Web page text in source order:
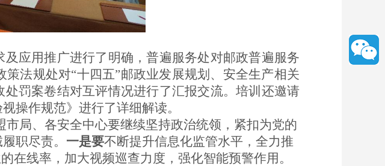
及应用推广进行了明确，普遍服务处对邮政普遍服务
法规处对“十四五”邮政业发展规划、安全生产相关
罚案卷结对互评情况进行了汇报交流。培训还邀请
操作规范》进行了详细解读。
市局、各安全中心要继续坚持政治统领，紧扣为党的
职尽责。 一是要不断提升信息化监管水平，全力推
在线率， 加大视频巡查力度，强化智能预警作用 。